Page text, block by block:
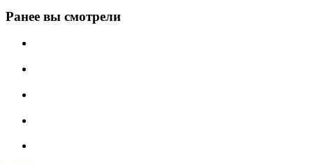
Ранее вы смотрели